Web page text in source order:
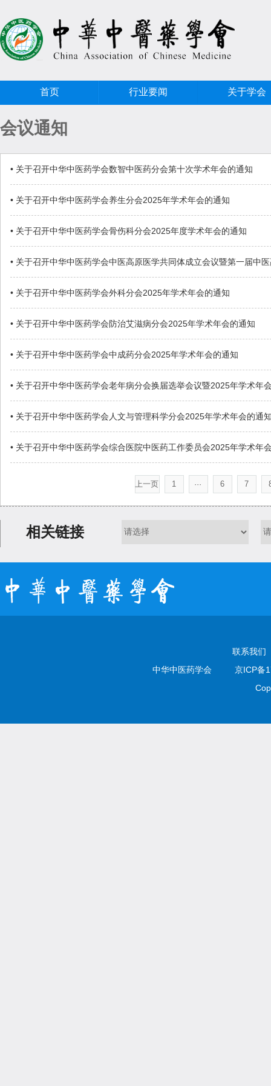
首页 行业要闻 关于学会
会议通知
• 关于召开中华中医药学会数智中医药分会第十次学术年会的通知
• 关于召开中华中医药学会养生分会2025年学术年会的通知
• 关于召开中华中医药学会骨伤科分会2025年度学术年会的通知
• 关于召开中华中医药学会中医高原医学共同体成立会议暨第一届中
• 关于召开中华中医药学会外科分会2025年学术年会的通知
• 关于召开中华中医药学会防治艾滋病分会2025年学术年会的通知
• 关于召开中华中医药学会中成药分会2025年学术年会的通知
• 关于召开中华中医药学会老年病分会换届选举会议暨2025年学术年
• 关于召开中华中医药学会人文与管理科学分会2025年学术年会的通
• 关于召开中华中医药学会综合医院中医药工作委员会2025年学术年
上一页 1 ··· 6 7
相关链接
联系我们
中华中医药学会
京ICP备